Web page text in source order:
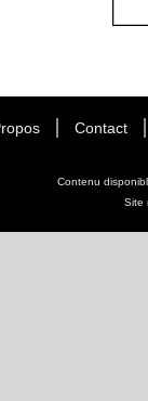
Contact
Contenu
Site